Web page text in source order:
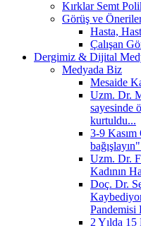
Kırklar Semt
Görüş ve
Hasta,
Çalışan
Dergimiz & Dijital
Medyada Biz
Mesaide
Uzm. Dr.
sayesinde
kurtuldu...
3-9 Kasım
Uzm. Dr.
Kadının
Doç. Dr.
Pandemisi
2 Yılda 15